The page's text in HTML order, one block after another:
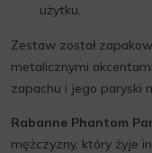
użytku.
Zestaw został
metalicznymi
zapachu i jego paryski
Rabanne Phantom
mężczyzny, który żyje